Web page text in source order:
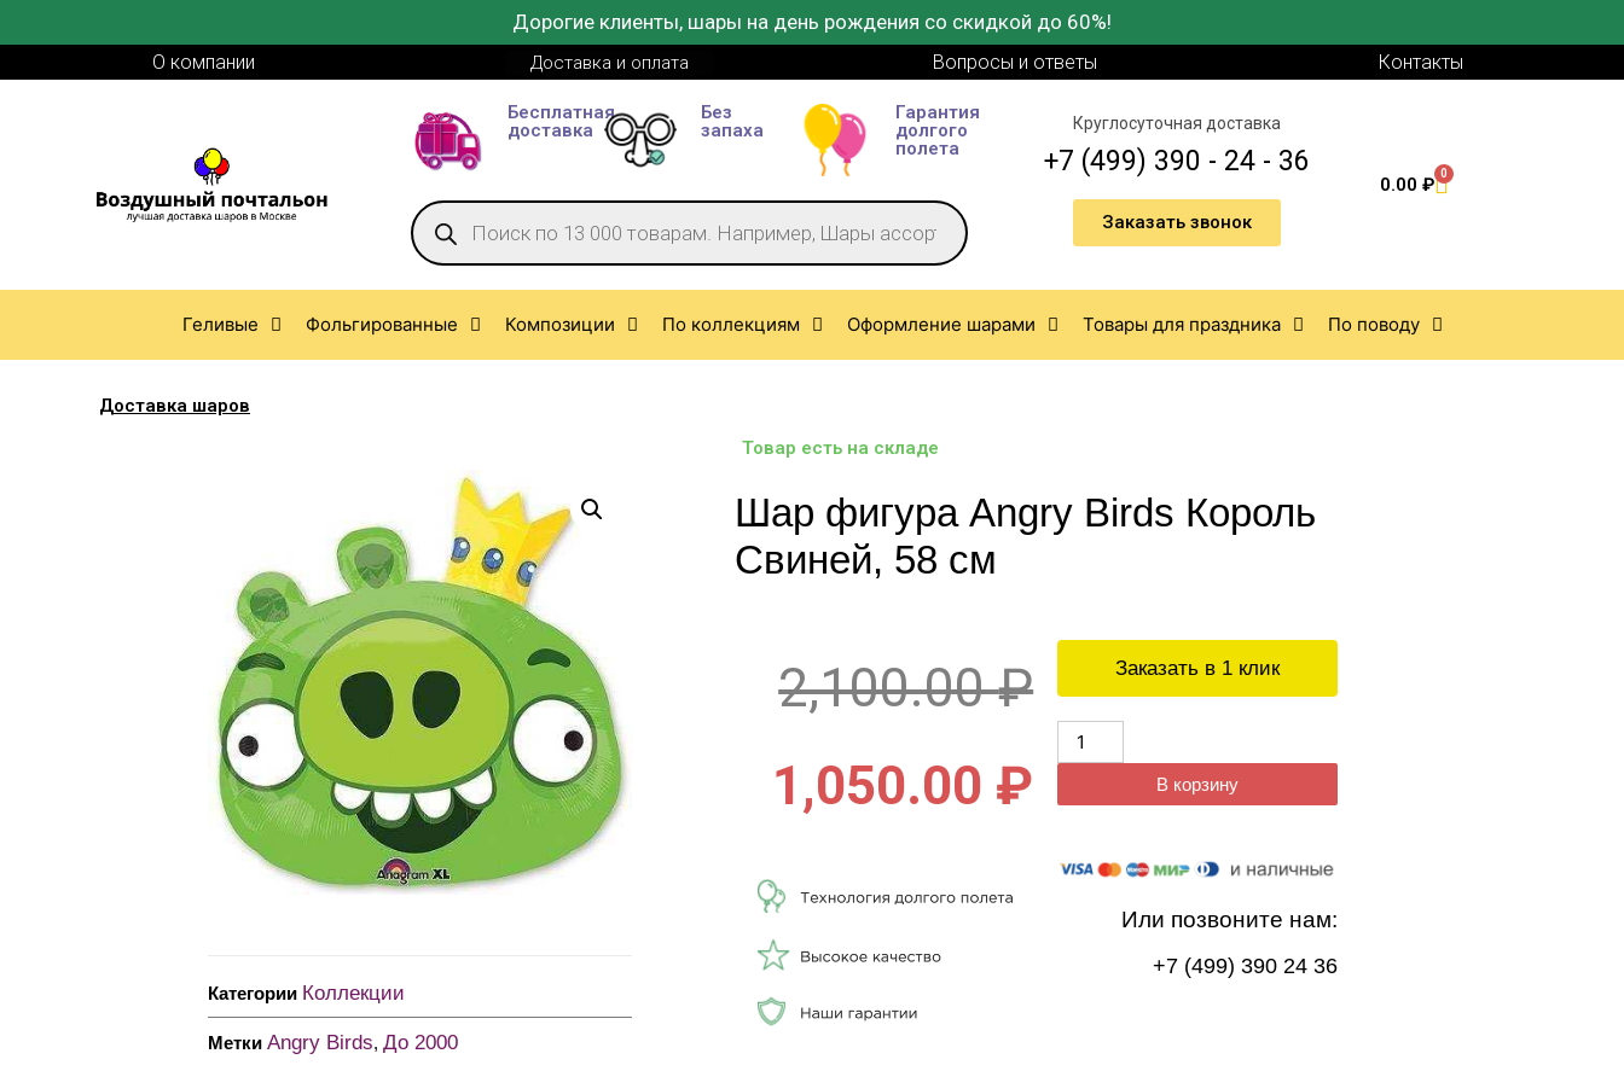
Дорогие клиенты, шары на день рождения со скидкой до 60%!
О компании Доставка и оплата Вопросы и ответы Контакты
Бесплатная
доставка
Без
запаха
Гарантия
долгого
полета
Круглосуточная доставка
+7 (499) 390 - 24 - 36
Заказать звонок
0.00₽ 0
Геливые Фольгированные Композиции По коллекциям Оформление шарами Товары для праздника По поводу
Доставка шаров
Категории Коллекции
Метки Angry Birds, До 2000
Товар есть на складе
Шар фигура Angry Birds Король
Свиней, 58 см
2,100.00₽
1,050.00 ₽
Заказать в 1 клик
В корзину
Или позвоните нам:
+7 (499) 390 24 36